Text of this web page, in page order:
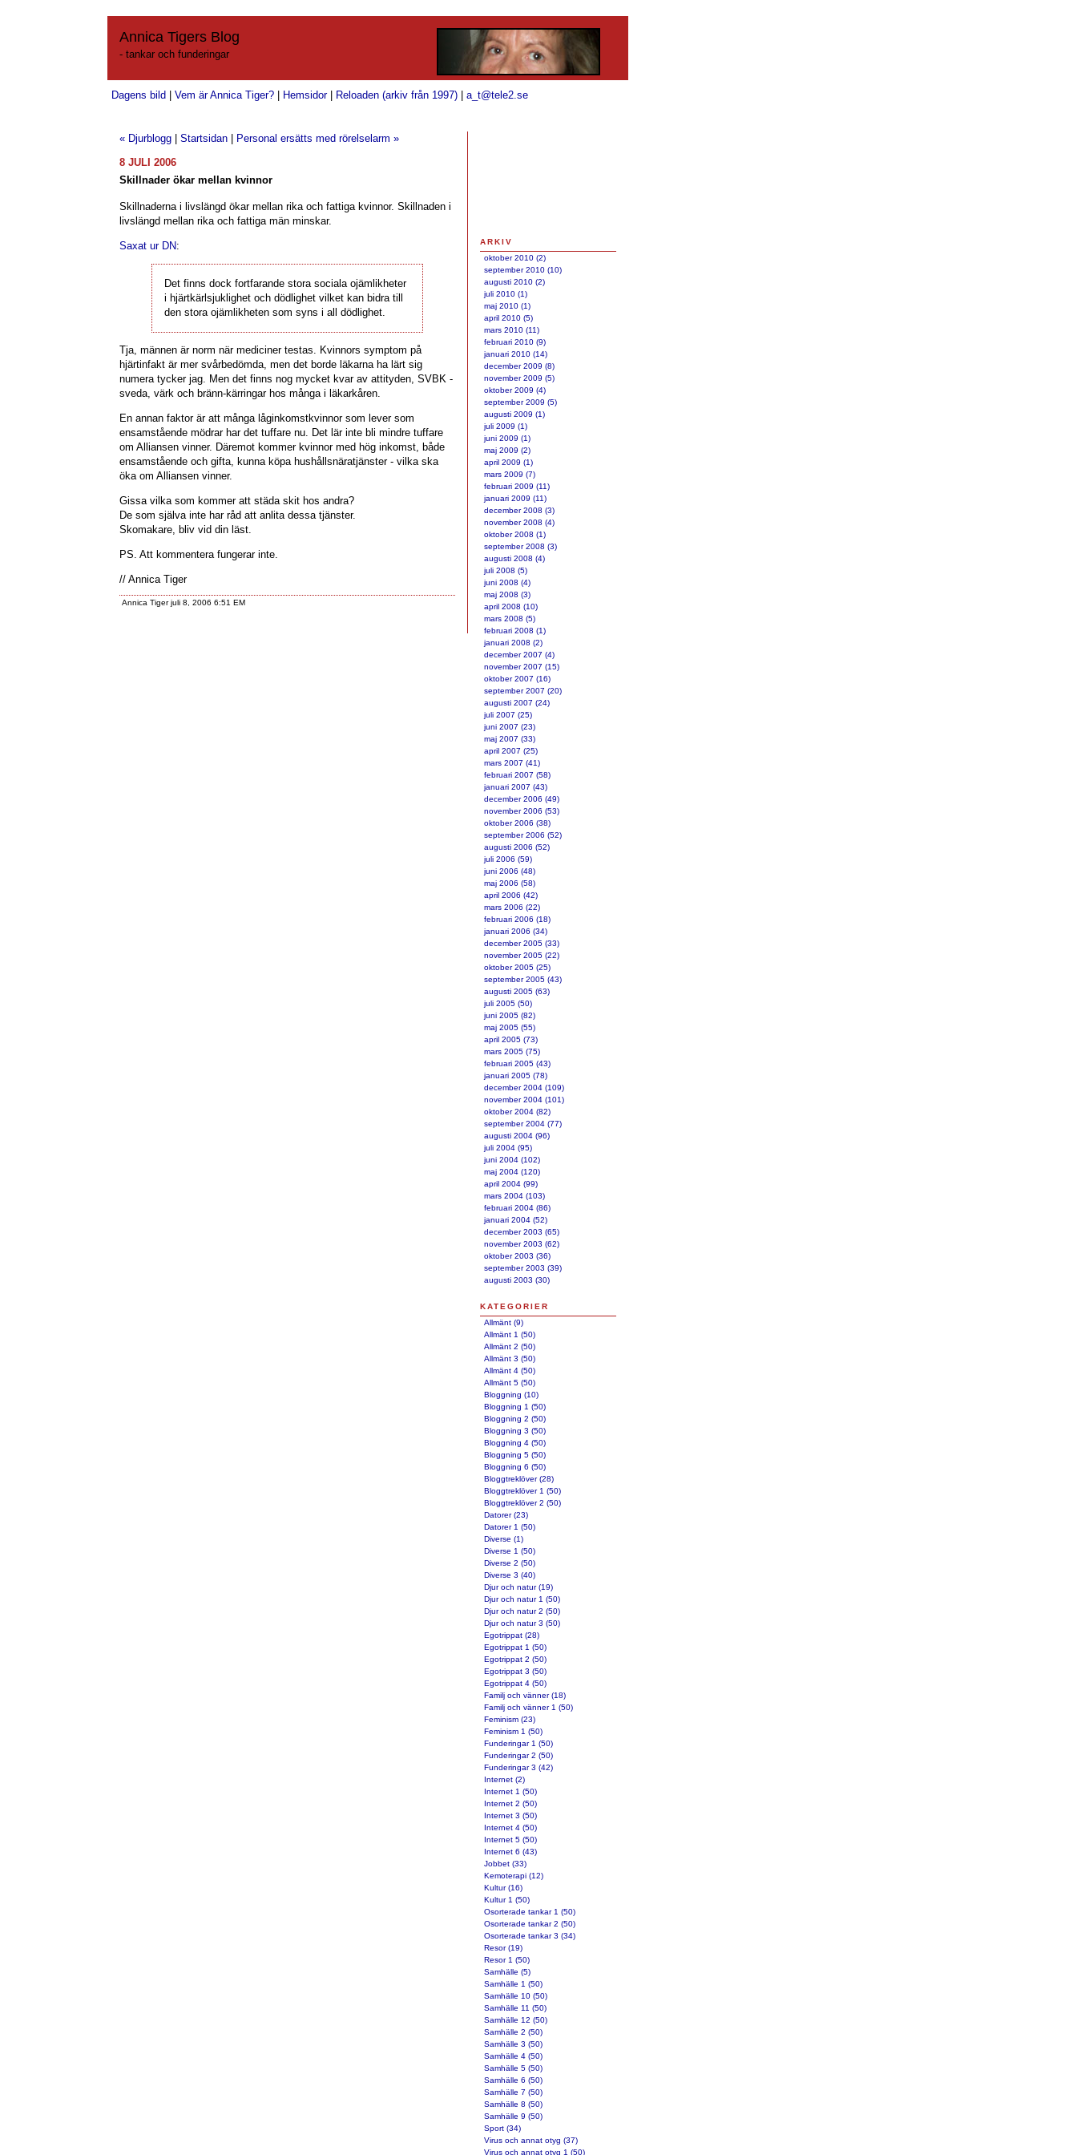
Annica Tigers Blog
- tankar och funderingar
Dagens bild |Vem är Annica Tiger? Hemsidor| Reloaden (arkiv från 1997) |a_t@tele2.se
« Djurblogg |Startsidan
Personal ersätts med rörelselarm »
8 JULI 2006
Skillnader ökar mellan kvinnor
Skillnaderna i livslängd ökar mellan rika och fattiga kvinnor. Skillnaden i
livslängd mellan rika och fattiga män minskar.
Saxat ur DN:
Det finns dock fortfarande stora sociala ojämlikheter
i hjärtkärlsjuklighet och dödlighet vilket kan bidra till
den stora ojämlikheten som syns i all dödlighet.
Tja, männen är norm när mediciner testas. Kvinnors symptom på
hjärtinfakt är mer svårbedömda, men det borde läkarna ha lärt sig
numera tycker jag. Men det finns nog mycket kvar av attityden, SVBK -
sveda, värk och bränn-kärringar hos många i läkarkåren.
En annan faktor är att många låginkomstkvinnor som lever som
ensamstående mödrar har det tuffare nu. Det lär inte bli mindre tuffare
om Alliansen vinner. Däremot kommer kvinnor med hög inkomst, både
ensamstående och gifta, kunna köpa hushållsnäratjänster - vilka ska
öka om Alliansen vinner.
Gissa vilka som kommer att städa skit hos andra?
De som själva inte har råd att anlita dessa tjänster.
Skomakare, bliv vid din läst.
PS. Att kommentera fungerar inte.
// Annica Tiger
Annica Tiger juli 8, 2006 6:51 EM
ARKIV
oktober 2010 (2)
september 2010 (10)
augusti 2010 (2)
juli 2010 (1)
maj 2010 (1)
april 2010 (5)
mars 2010 (11)
februari 2010 (9)
januari 2010 (14)
december 2009 (8)
november 2009 (5)
oktober 2009 (4)
september 2009 (5)
augusti 2009 (1)
juli 2009 (1)
juni 2009 (1)
maj 2009 (2)
april 2009 (1)
mars 2009 (7)
februari 2009 (11)
januari 2009 (11)
december 2008 (3)
november 2008 (4)
oktober 2008 (1)
september 2008 (3)
augusti 2008 (4)
juli 2008 (5)
juni 2008 (4)
maj 2008 (3)
april 2008 (10)
mars 2008 (5)
februari 2008 (1)
januari 2008 (2)
december 2007 (4)
november 2007 (15)
oktober 2007 (16)
september 2007 (20)
augusti 2007 (24)
juli 2007 (25)
juni 2007 (23)
maj 2007 (33)
april 2007 (25)
mars 2007 (41)
februari 2007 (58)
januari 2007 (43)
december 2006 (49)
november 2006 (53)
oktober 2006 (38)
september 2006 (52)
augusti 2006 (52)
juli 2006 (59)
juni 2006 (48)
maj 2006 (58)
april 2006 (42)
mars 2006 (22)
februari 2006 (18)
januari 2006 (34)
december 2005 (33)
november 2005 (22)
oktober 2005 (25)
september 2005 (43)
augusti 2005 (63)
juli 2005 (50)
juni 2005 (82)
maj 2005 (55)
april 2005 (73)
mars 2005 (75)
februari 2005 (43)
januari 2005 (78)
december 2004 (109)
november 2004 (101)
oktober 2004 (82)
september 2004 (77)
augusti 2004 (96)
juli 2004 (95)
juni 2004 (102)
maj 2004 (120)
april 2004 (99)
mars 2004 (103)
februari 2004 (86)
januari 2004 (52)
december 2003 (65)
november 2003 (62)
oktober 2003 (36)
september 2003 (39)
augusti 2003 (30)
KATEGORIER
Allmänt (9)
Allmänt 1 (50)
Allmänt 2 (50)
Allmänt 3 (50)
Allmänt 4 (50)
Allmänt 5 (50)
Bloggning (10)
Bloggning 1 (50)
Bloggning 2 (50)
Bloggning 3 (50)
Bloggning 4 (50)
Bloggning 5 (50)
Bloggning 6 (50)
Bloggtreklöver (28)
Bloggtreklöver 1 (50)
Bloggtreklöver 2 (50)
Datorer (23)
Datorer 1 (50)
Diverse (1)
Diverse 1 (50)
Diverse 2 (50)
Diverse 3 (40)
Djur och natur (19)
Djur och natur 1 (50)
Djur och natur 2 (50)
Djur och natur 3 (50)
Egotrippat (28)
Egotrippat 1 (50)
Egotrippat 2 (50)
Egotrippat 3 (50)
Egotrippat 4 (50)
Familj och vänner (18)
Familj och vänner 1 (50)
Feminism (23)
Feminism 1 (50)
Funderingar 1 (50)
Funderingar 2 (50)
Funderingar 3 (42)
Internet (2)
Internet 1 (50)
Internet 2 (50)
Internet 3 (50)
Internet 4 (50)
Internet 5 (50)
Internet 6 (43)
Jobbet (33)
Kemoterapi (12)
Kultur (16)
Kultur 1 (50)
Osorterade tankar 1 (50)
Osorterade tankar 2 (50)
Osorterade tankar 3 (34)
Resor (19)
Resor 1 (50)
Samhälle (5)
Samhälle 1 (50)
Samhälle 10 (50)
Samhälle 11 (50)
Samhälle 12 (50)
Samhälle 2 (50)
Samhälle 3 (50)
Samhälle 4 (50)
Samhälle 5 (50)
Samhälle 6 (50)
Samhälle 7 (50)
Samhälle 8 (50)
Samhälle 9 (50)
Sport (34)
Virus och annat otyg (37)
Virus och annat otyg 1 (50)